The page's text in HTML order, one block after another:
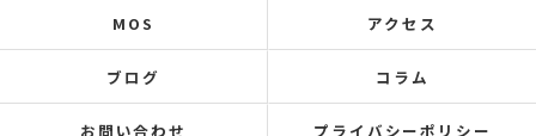
MOS アクセス
ブログ コラム
お問い合わせ プライバシーポリシー